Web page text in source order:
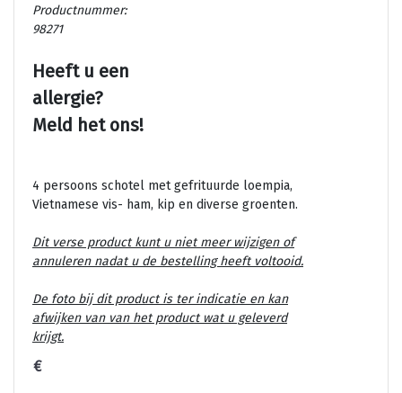
Productnummer:
98271
Heeft u een
allergie?
Meld het ons!
4 persoons schotel met gefrituurde loempia,
Vietnamese vis- ham, kip en diverse groenten.
Dit verse product kunt u niet meer wijzigen of
annuleren nadat u de bestelling heeft voltooid.
De foto bij dit product is ter indicatie en kan
afwijken van van het product wat u geleverd
krijgt.
€